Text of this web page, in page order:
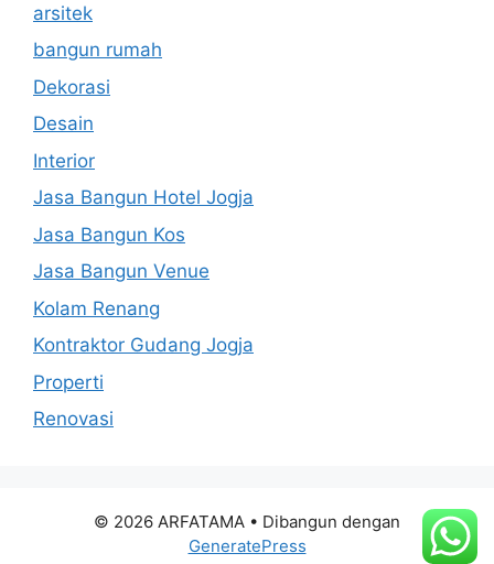
arsitek
bangun rumah
Dekorasi
Desain
Interior
Jasa Bangun Hotel Jogja
Jasa Bangun Kos
Jasa Bangun Venue
Kolam Renang
Kontraktor Gudang Jogja
Properti
Renovasi
© 2026 ARFATAMA • Dibangun dengan
GeneratePress